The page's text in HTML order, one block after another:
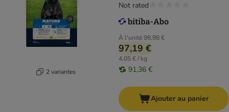
2 variantes
À l'unité98,98 €
97,19 €
4,05 € / kg
91,36 €
Not rated
Ajouter au panier